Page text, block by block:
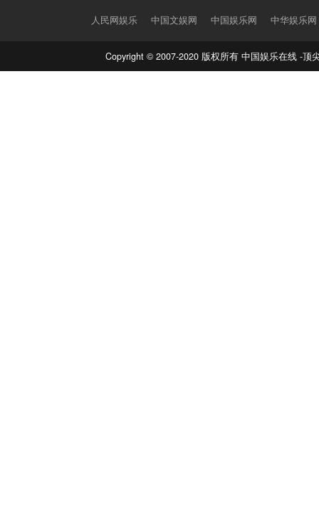
人民网娱乐 中国文娱网 中国娱乐网 中华娱乐网
Copyright © 2007-2020 版权所有 中国娱乐在线 -顶